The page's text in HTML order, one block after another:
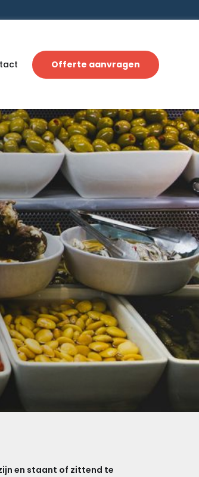
Offerte aanvragen
en staant of zittend te